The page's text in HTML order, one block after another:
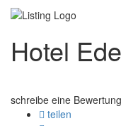
Hotel
schreibe eine Bewertung
teilen